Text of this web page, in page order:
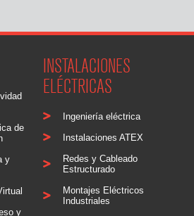
de
y
y
INSTALACIONES
ELÉCTRICAS
Ingeniería eléctrica
Instalaciones ATEX
Redes y Cableado
Estructurado
Montajes Eléctricos
Industriales